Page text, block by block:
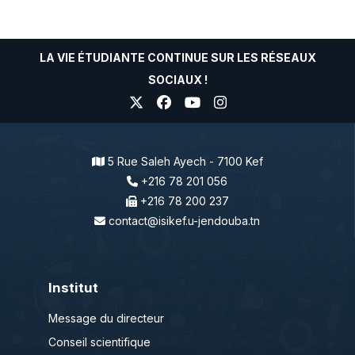
LA VIE ÉTUDIANTE CONTINUE SUR LES RÉSEAUX
SOCIAUX !
5 Rue Saleh Ayech - 7100 Kef
+216 78 201 056
+216 78 200 237
contact@isikef.u-jendouba.tn
Institut
Message du directeur
Conseil scientifique